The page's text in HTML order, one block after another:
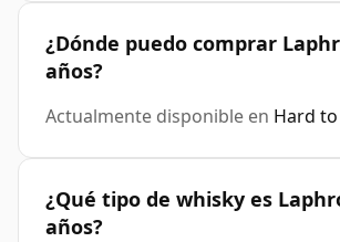
¿Dónde puedo comprar
años?
Actualmente disponible en Hard
¿Qué tipo de whisky es
años?